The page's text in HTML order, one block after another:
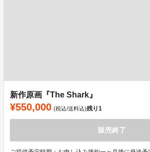
新作原画『The Shark』
¥550,000 (税込/送料込)残り1
販売終了